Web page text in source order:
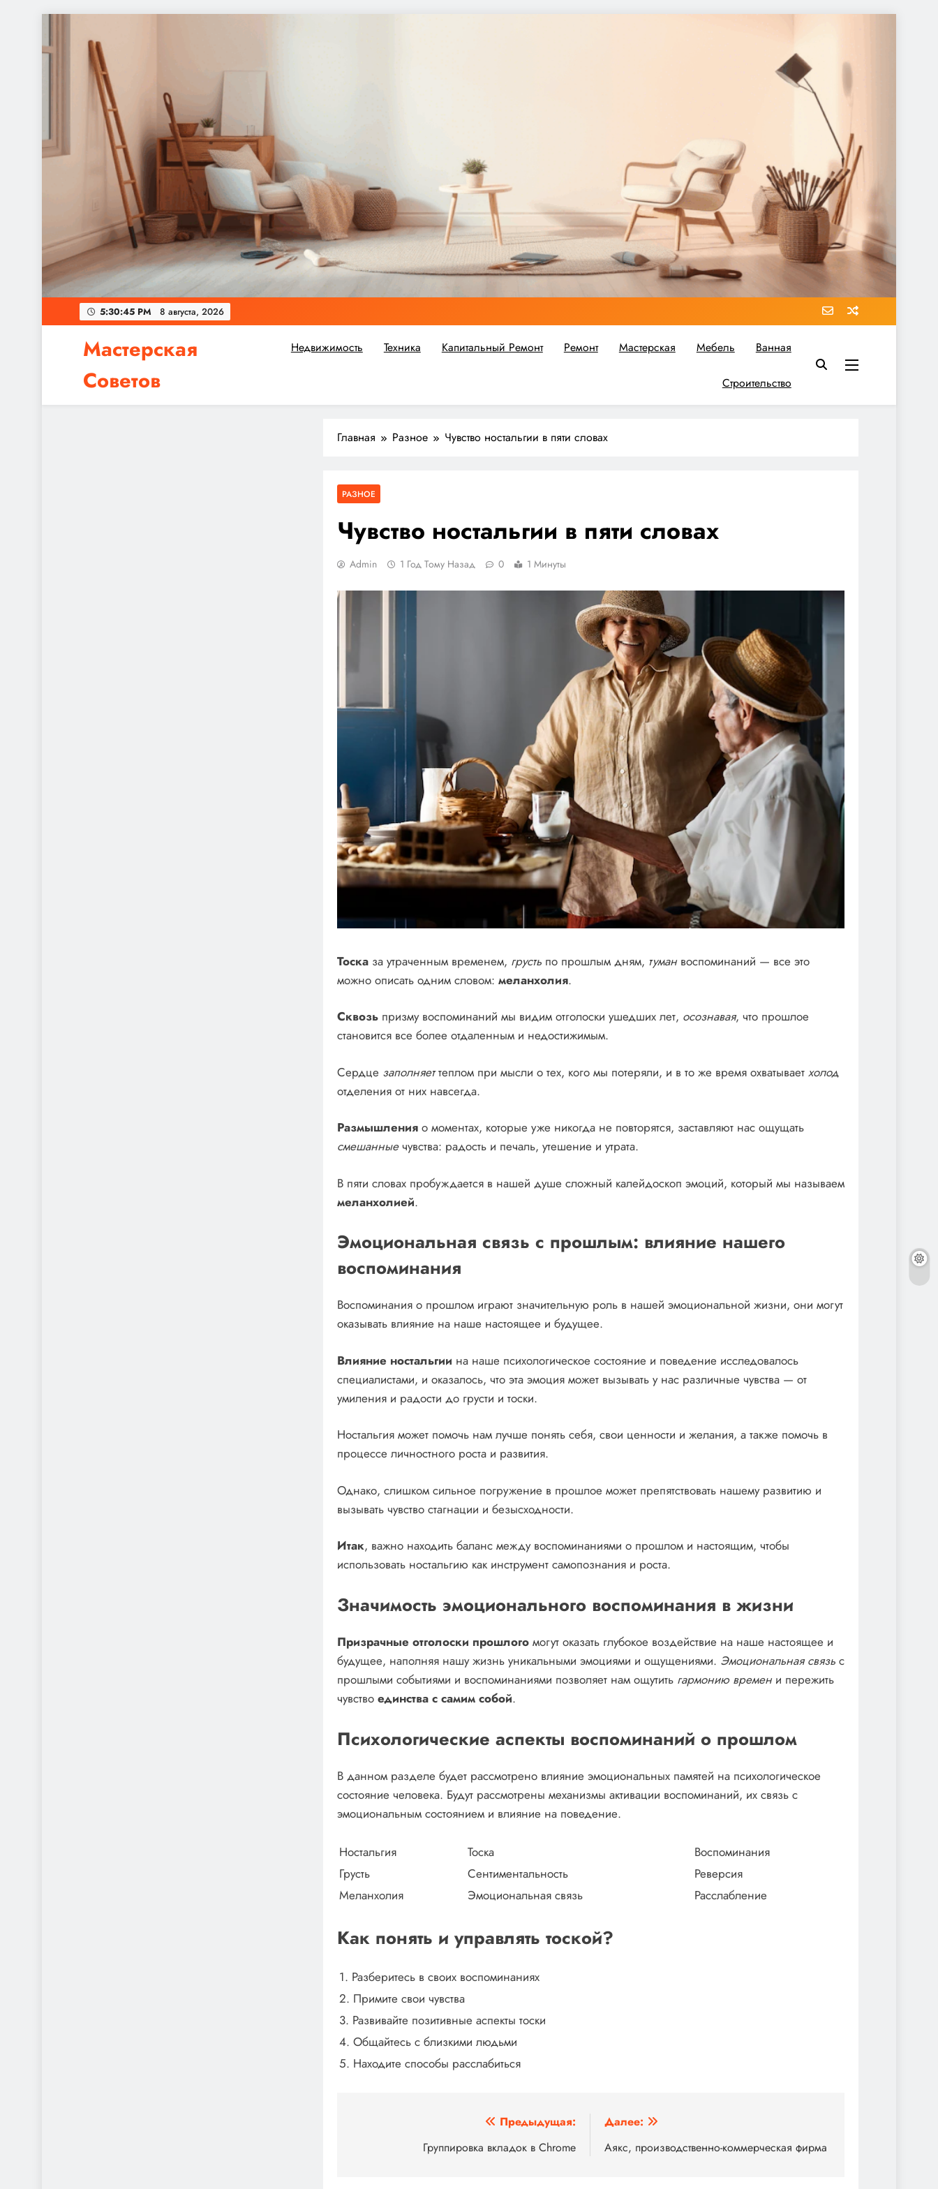
содержимому
5:30:46 PM 8 августа, 2026
Мастерская
Советов
Независимо от того, планируете ли вы небольшой ремонт или крупное строительство, в Мастерской Советов вы найдете все необходимое для реализации своих идей!
Недвижимость Техника Капитальный Ремонт Ремонт Мастерская Мебель Ванная
Строительство
Главная Разное Чувство ностальгии в пяти словах
РАЗНОЕ
Чувство ностальгии в пяти словах
Admin 1 Год Тому Назад 0 1 Минуты
Тосказа утраченным временем, грустьпо прошлым дням, туманвоспоминаний — все это
можно описать одним словом: меланхолия.
Сквозьпризму воспоминаний мы видим отголоски ушедших лет, осознавая, что прошлое
становится все более отдаленным и недостижимым.
Сердце заполняеттеплом при мысли о тех, кого мы потеряли, и в то же время охватывает холод
отделения от них навсегда.
Размышленияо моментах, которые уже никогда не повторятся, заставляют нас ощущать
смешанныечувства: радость и печаль, утешение и утрата.
В пяти словах пробуждается в нашей душе сложный калейдоскоп эмоций, который мы называем
меланхолией.
Эмоциональная связь с прошлым: влияние нашего
воспоминания
Воспоминания о прошлом играют значительную роль в нашей эмоциональной жизни, они могут
оказывать влияние на наше настоящее и будущее.
Влияние ностальгии на наше психологическое состояние и поведение исследовалось
специалистами, и оказалось, что эта эмоция может вызывать у нас различные чувства — от
умиления и радости до грусти и тоски.
Ностальгия может помочь нам лучше понять себя, свои ценности и желания, а также помочь в
процессе личностного роста и развития.
Однако, слишком сильное погружение в прошлое может препятствовать нашему развитию и
вызывать чувство стагнации и безысходности.
Итак, важно находить баланс между воспоминаниями о прошлом и настоящим, чтобы
использовать ностальгию как инструмент самопознания и роста.
Значимость эмоционального воспоминания в жизни
Призрачные отголоски прошлогомогут оказать глубокое воздействие на наше настоящее и
будущее, наполняя нашу жизнь уникальными эмоциями и ощущениями. Эмоциональная связьс
прошлыми событиями и воспоминаниями позволяет нам ощутить гармонию времени пережить
чувство единства с самим собой.
Психологические аспекты воспоминаний о прошлом
В данном разделе будет рассмотрено влияние эмоциональных памятей на психологическое
состояние человека. Будут рассмотрены механизмы активации воспоминаний, их связь с
эмоциональным состоянием и влияние на поведение.
Ностальгия Тоска
Воспоминания
Грусть
Сентиментальность
Реверсия
Меланхолия
Эмоциональная связь Расслабление
Как понять и управлять тоской?
1. Разберитесь в своих воспоминаниях
2. Примите свои чувства
3. Развивайте позитивные аспекты тоски
4. Общайтесь с близкими людьми
5. Находите способы расслабиться
Предыдущая:
Группировка вкладок в Chrome
Далее:
Аякс, производственно-коммерческая фирма